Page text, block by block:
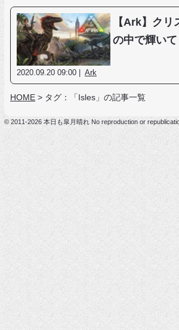
【Ark】ク
の中で輝いて
2020.09.20 09:00 | Ark
HOME > タグ：「Isles」の記事一覧
© 2011-2026 本日も皐月晴れ No reproduction or